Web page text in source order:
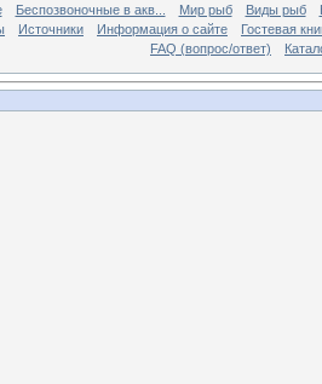
Беспозвоночные в акв... Мир рыб Виды рыб
Источники Информация о сайте
Гостевая
FAQ (вопрос/ответ)